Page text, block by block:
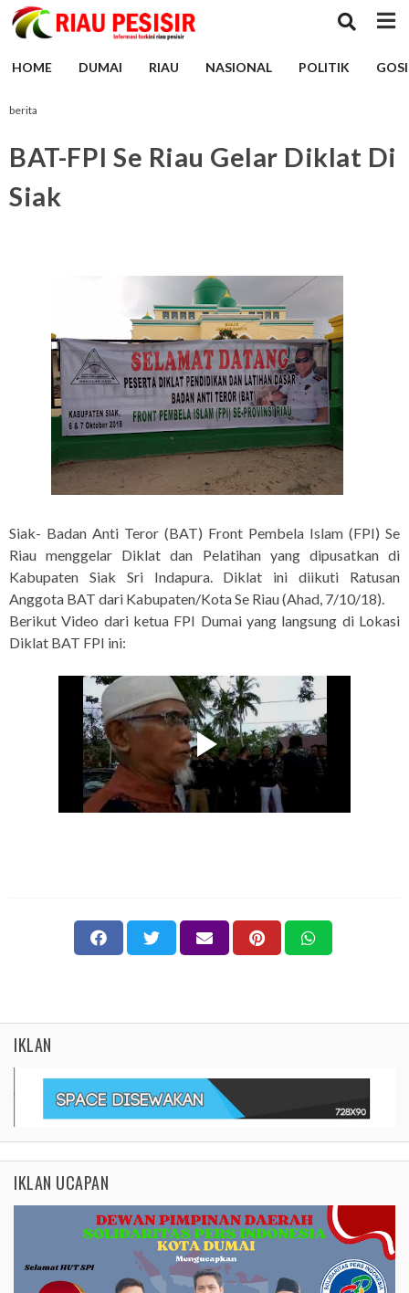
HOME DUMAI RIAU NASIONAL POLITIK
berita
BAT-FPI Se Riau Gelar Diklat Di
Siak
Siak- Badan Anti Teror (BAT) Front Pembela Islam (FPI) Se
Riau menggelar Diklat dan Pelatihan yang dipusatkan di
Kabupaten Siak Sri Indapura. Diklat ini diikuti Ratusan
Anggota BAT dari Kabupaten/Kota Se Riau (Ahad, 7/10/18).
Berikut Video dari ketua FPI Dumai yang langsung di Lokasi
Diklat BAT FPI ini:
IKLAN
IKLAN UCAPAN